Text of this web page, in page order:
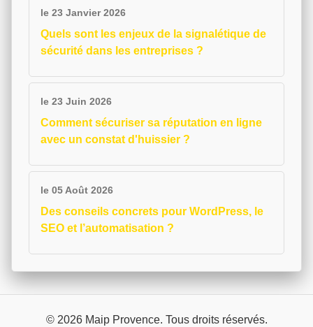
le 23 Janvier 2026
Quels sont les enjeux de la signalétique de
sécurité dans les entreprises ?
le 23 Juin 2026
Comment sécuriser sa réputation en ligne
avec un constat d'huissier ?
le 05 Août 2026
Des conseils concrets pour WordPress, le
SEO et l’automatisation ?
© 2026 Maip Provence. Tous droits réservés.